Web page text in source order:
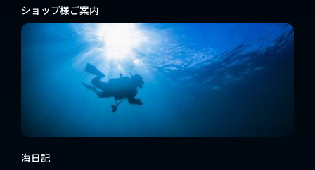
ショップ様ご案内
海日記